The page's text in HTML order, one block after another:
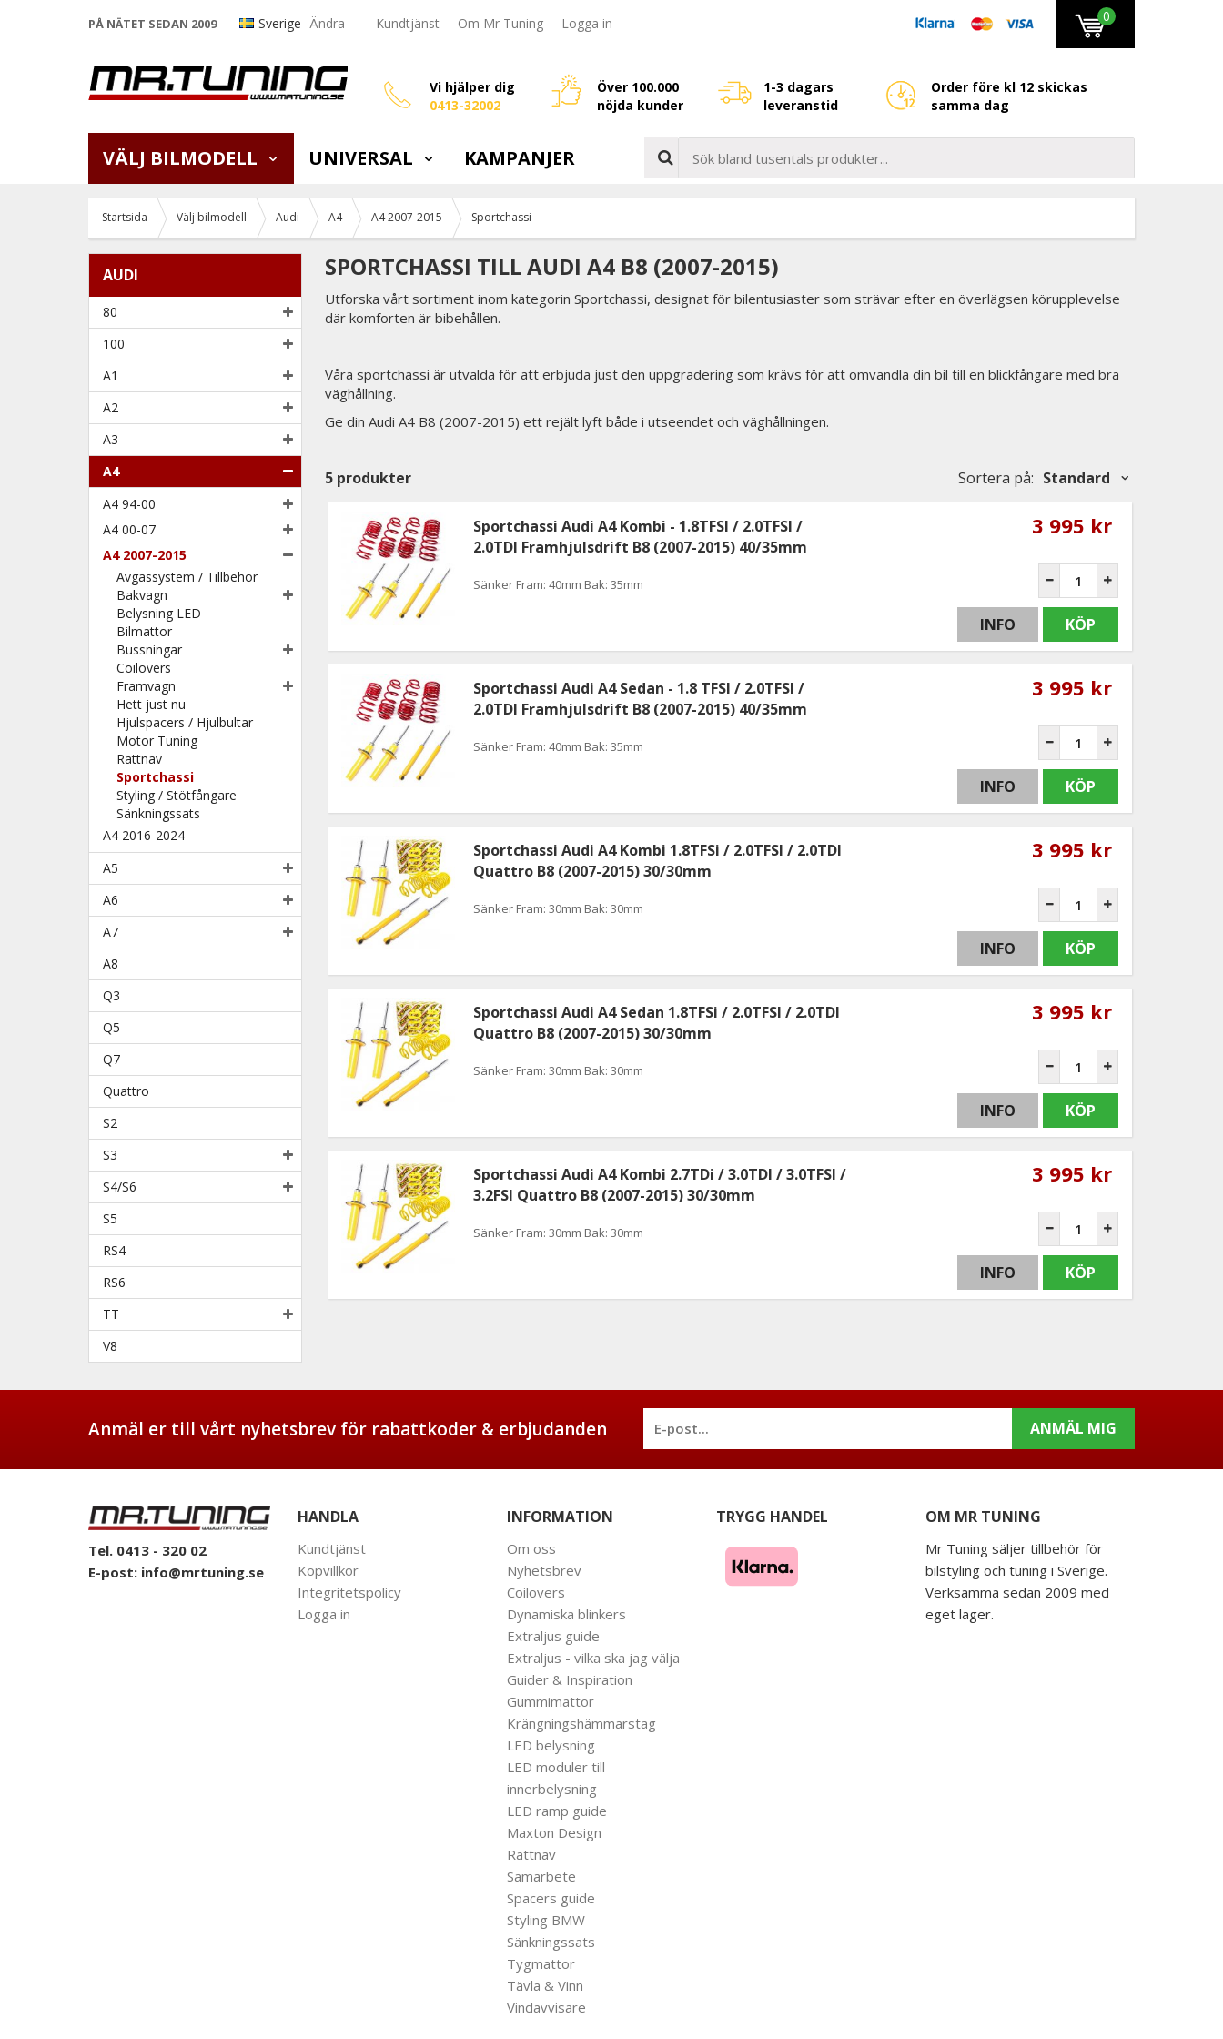
PÅ NÄTET SEDAN 2009 Sverige Ändra Kundtjänst Om Mr Tuning Logga in 0
Vi hjälper dig
0413-32002
Över 100.000
nöjda kunder
1-3 dagars
leveranstid
Order före kl 12 skickas
samma dag
VÄLJ BILMODELL UNIVERSAL KAMPANJER
Startsida Välj bilmodell Audi A4 A4 2007-2015 Sportchassi
AUDI
80
100
A1
A2
A3
A4
A4 94-00
A4 00-07
A4 2007-2015
Avgassystem / Tillbehör
Bakvagn
Belysning LED
Bilmattor
Bussningar
Coilovers
Framvagn
Hett just nu
Hjulspacers / Hjulbultar
Motor Tuning
Rattnav
Sportchassi
Styling / Stötfångare
Sänkningssats
A4 2016-2024
A5
A6
A7
A8
Q3
Q5
Q7
Quattro
S2
S3
S4/S6
S5
RS4
RS6
TT
V8
SPORTCHASSI TILL AUDI A4 B8 (2007-2015)
Utforska vårt sortiment inom kategorin Sportchassi, designat för bilentusiaster som strävar efter en överlägsen körupplevelse
där komforten är bibehållen.
Våra sportchassi är utvalda för att erbjuda just den uppgradering som krävs för att omvandla din bil till en blickfångare med bra
väghållning.
Ge din Audi A4 B8 (2007-2015) ett rejält lyft både i utseendet och väghållningen.
5 produkter Sortera på: Standard
Sportchassi Audi A4 Kombi - 1.8TFSI / 2.0TFSI /
2.0TDI Framhjulsdrift B8 (2007-2015) 40/35mm
Sänker Fram: 40mm Bak: 35mm
3 995 kr
INFO KÖP
Sportchassi Audi A4 Sedan - 1.8 TFSI / 2.0TFSI /
2.0TDI Framhjulsdrift B8 (2007-2015) 40/35mm
Sänker Fram: 40mm Bak: 35mm
3 995 kr
INFO KÖP
Sportchassi Audi A4 Kombi 1.8TFSi / 2.0TFSI / 2.0TDI
Quattro B8 (2007-2015) 30/30mm
Sänker Fram: 30mm Bak: 30mm
3 995 kr
INFO KÖP
Sportchassi Audi A4 Sedan 1.8TFSi / 2.0TFSI / 2.0TDI
Quattro B8 (2007-2015) 30/30mm
Sänker Fram: 30mm Bak: 30mm
3 995 kr
INFO KÖP
Sportchassi Audi A4 Kombi 2.7TDi / 3.0TDI / 3.0TFSI /
3.2FSI Quattro B8 (2007-2015) 30/30mm
Sänker Fram: 30mm Bak: 30mm
3 995 kr
INFO KÖP
Anmäl er till vårt nyhetsbrev för rabattkoder & erbjudanden ANMÄL MIG
Tel. 0413 - 320 02
E-post: info@mrtuning.se
HANDLA
Kundtjänst
Köpvillkor
Integritetspolicy
Logga in
INFORMATION
Om oss
Nyhetsbrev
Coilovers
Dynamiska blinkers
Extraljus guide
Extraljus - vilka ska jag välja
Guider & Inspiration
Gummimattor
Krängningshämmarstag
LED belysning
LED moduler till
innerbelysning
LED ramp guide
Maxton Design
Rattnav
Samarbete
Spacers guide
Styling BMW
Sänkningssats
Tygmattor
Tävla & Vinn
Vindavvisare
TRYGG HANDEL OM MR TUNING
Mr Tuning säljer tillbehör för
bilstyling och tuning i Sverige.
Verksamma sedan 2009 med
eget lager.